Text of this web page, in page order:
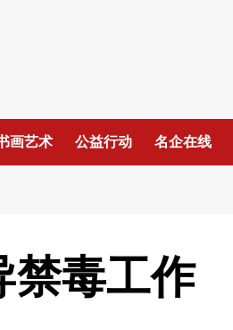
画艺术 公益行动 名企在线
禁毒工作